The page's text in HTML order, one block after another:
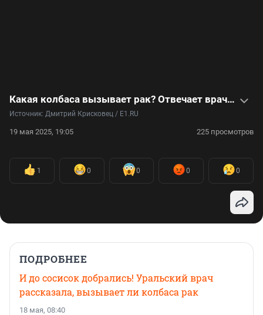
Какая колбаса вызывает рак? Отвечает врач-диетолог
Источник: Дмитрий Крисковец / E1.RU
19 мая 2025, 19:05 225 просмотров
1 0 0 0 0
ПОДРОБНЕЕ
И до сосисок добрались! Уральский врач
рассказала, вызывает ли колбаса рак
18 мая, 08:40